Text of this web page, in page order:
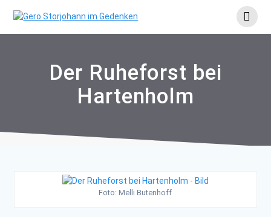
to
Der Ruheforst bei
Hartenholm
Foto: Melli Butenhoff